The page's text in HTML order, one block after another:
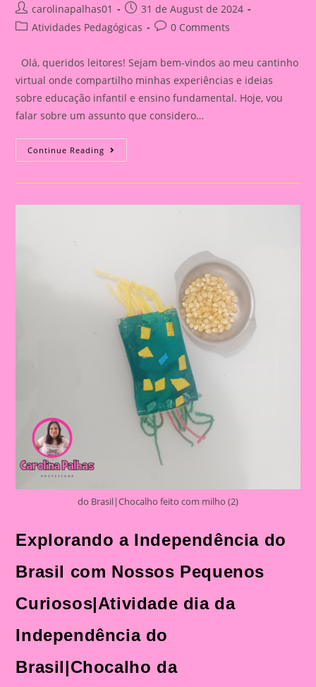
Post
author:
carolinapalhas01
Post
published:
31 de August de 2024
PostAtividades Pedagógicas
Post0 Comments
Olá, queridos leitores! Sejam bem-vindos ao meu cantinho
virtual onde compartilho minhas experiências e ideias
sobre educação infantil e ensino fundamental. Hoje, vou
falar sobre um assunto que considero…
Continue Reading Explorando
A
Nossos
Tema
Independência
Do
Brasil
do Brasil|Chocalho feito com milho (2)
Explorando a Independência do
Brasil com Nossos Pequenos
Curiosos|Atividade dia da
Independência do
Brasil|Chocalho da